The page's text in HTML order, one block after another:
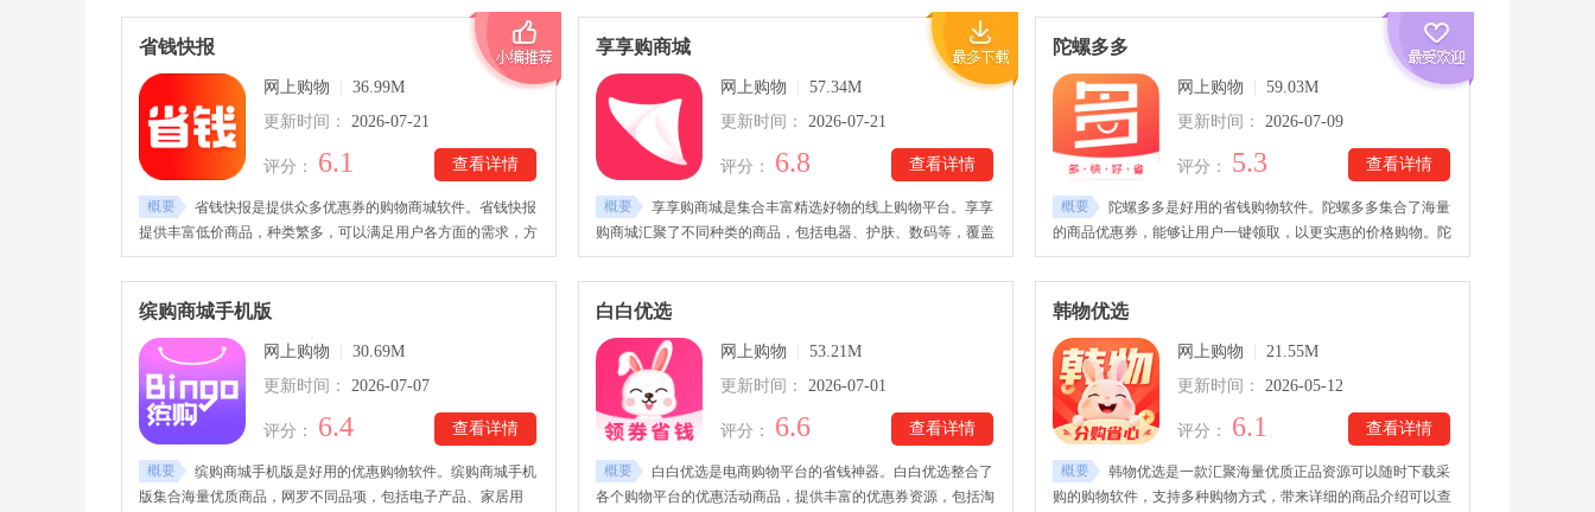
省钱快报
网上购物
36.99M
更新时间：
2026-07-21
查看详情
评分： 6.1
概要
省钱快报是提供众多优惠券的购物商城软件。省钱快报
提供丰富低价商品，种类繁多，可以满足用户各方面的需求，方
便用户自由选购。省钱快报每天提供优惠商品折扣，用户可以关
注折扣价格变化，享受最低价优惠。用户也可以分享商品，以获
取佣金奖励。
享享购商城
网上购物
57.34M
更新时间：
2026-07-21
查看详情
评分： 6.8
概要
享享购商城是集合丰富精选好物的线上购物平台。享享
购商城汇聚了不同种类的商品，包括电器、护肤、数码等，覆盖
用户生活各方面，且每个商品皆经过严格的质检，保证商品质
量。享享购商城提供价格实惠的商品，新用户可获专属礼包，用
户在下单时也能享受各种优惠。软件同时提供完善的售后服务保
陀螺多多
网上购物
59.03M
更新时间：
2026-07-09
查看详情
评分： 5.3
概要
陀螺多多是好用的省钱购物软件。陀螺多多集合了海量
的商品优惠券，能够让用户一键领取，以更实惠的价格购物。陀
螺多多和多个知名电商平台合作，包括淘宝、天猫、京东和拼多
多等，每天提供低至1折的优惠券，覆盖用户的全面生活所需。
缤购商城手机版
网上购物
30.69M
更新时间：
2026-07-07
查看详情
评分： 6.4
概要
缤购商城手机版是好用的优惠购物软件。缤购商城手机
版集合海量优质商品，网罗不同品项，包括电子产品、家居用
白白优选
网上购物
53.21M
更新时间：
2026-07-01
查看详情
评分： 6.6
概要
白白优选是电商购物平台的省钱神器。白白优选整合了
各个购物平台的优惠活动商品，提供丰富的优惠券资源，包括淘
韩物优选
网上购物
21.55M
更新时间：
2026-05-12
查看详情
评分： 6.1
概要
韩物优选是一款汇聚海量优质正品资源可以随时下载采
购的购物软件，支持多种购物方式，带来详细的商品介绍可以查